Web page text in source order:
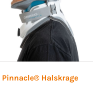
Pinnacle® Halskrage